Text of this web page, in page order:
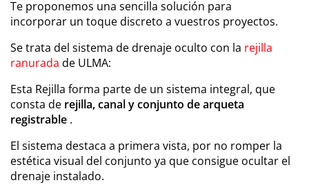
Te proponemos una sencilla solución para
incorporar un toque discreto a vuestros proyectos.
Se trata del sistema de drenaje oculto con la rejilla
ranurada de ULMA:
Esta Rejilla forma parte de un sistema integral, que
consta de rejilla, canal y conjunto de arqueta
registrable .
El sistema destaca a primera vista, por no romper la
estética visual del conjunto ya que consigue ocultar el
drenaje instalado.